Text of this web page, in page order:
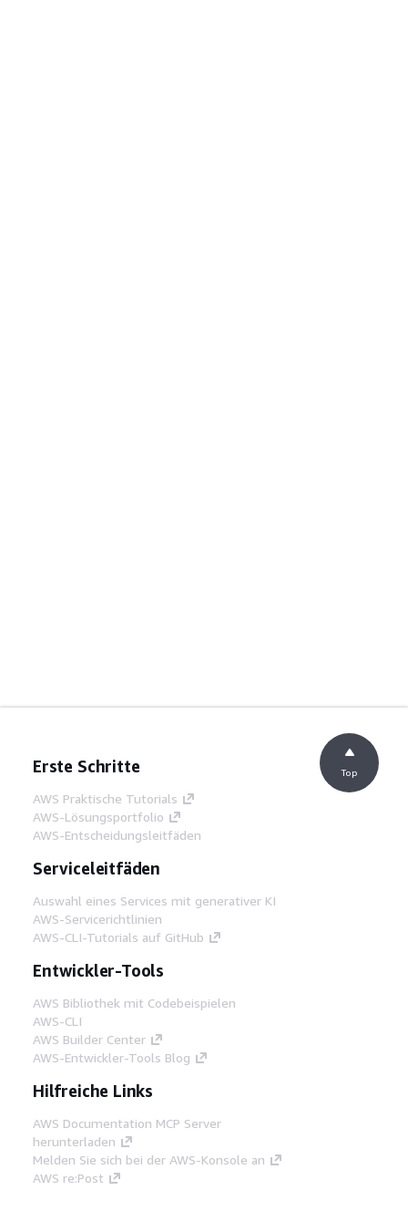
Erste Schritte
AWS Praktische Tutorials
AWS-Lösungsportfolio
AWS-Entscheidungsleitfäden
Serviceleitfäden
Auswahl eines Services mit generativer KI
AWS-Servicerichtlinien
AWS-CLI-Tutorials auf GitHub
Entwickler-Tools
AWS Bibliothek mit Codebeispielen
AWS-CLI
AWS Builder Center
AWS-Entwickler-Tools Blog
Hilfreiche Links
AWS Documentation MCP Server
herunterladen
Melden Sie sich bei der AWS-Konsole an
AWS re:Post
Top